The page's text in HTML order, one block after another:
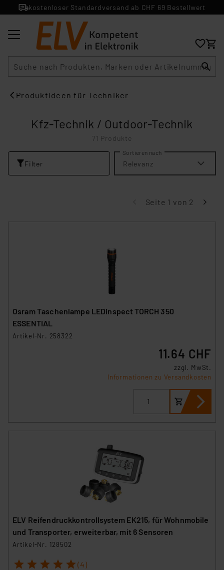
kostenloser Standardversand ab CHF 69 Bestellwert
Produktideen für Techniker
Kfz-Technik / Outdoor-Technik
71 Produkte
Filter
Sortieren nach
Relevanz
Seite 1 von 2
Osram Taschenlampe LEDinspect TORCH 350
ESSENTIAL
Artikel-Nr. 258322
11.64 CHF
zzgl. MwSt.
Informationen zu Versandkosten
ELV Reifendruckkontrollsystem EK215, für Wohnmobile
und Transporter, erweiterbar, mit 6 Sensoren
Artikel-Nr. 128502
1 2 3 4 5 (4)